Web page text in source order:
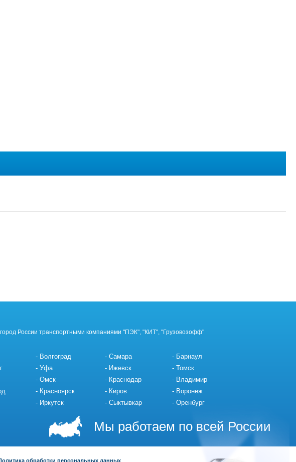
России транспортными компаниями "ПЭК", "КИТ", "Грузовозофф"
Волгоград
Уфа
Омск
Красноярск
Иркутск
Самара
Ижевск
Краснодар
Киров
Сыктывкар
Барнаул
Томск
Владимир
Воронеж
Оренбург
Мы работаем по всей России
обработки персональных данных